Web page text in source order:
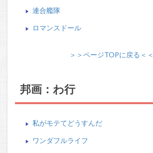
連合艦隊
ロマンスドール
＞＞ページTOPに戻る＜＜
邦画：わ行
私がモテてどうすんだ
ワンダフルライフ